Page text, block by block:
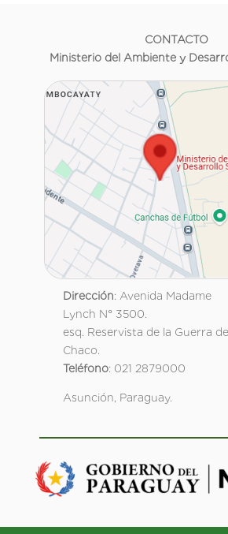
CONTACTO
Ministerio del Ambiente y
Dirección: Avenida Madame
Lynch N° 3500.
esq. Reservista de la Guerra
Chaco.
Teléfono: 021 2879000
Asunción, Paraguay.